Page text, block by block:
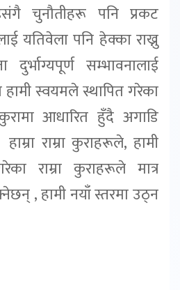
चुनौतीहरू पनि प्रकट
यतिवेला पनि हेक्का राख्नु
सम्भावनालाई
हामी स्वयमले स्थापित गरेका
आधारित हुँदै अगाडि
राम्रा कुराहरूले, हामी
राम्रा कुराहरूले मात्र
, हामी नयाँ स्तरमा उठ्न